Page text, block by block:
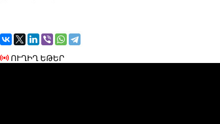
ՈՒՂԻՂ ԵԹԵՐ